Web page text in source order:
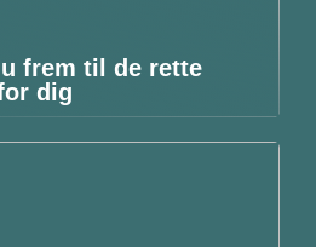
frem til de rette
dig